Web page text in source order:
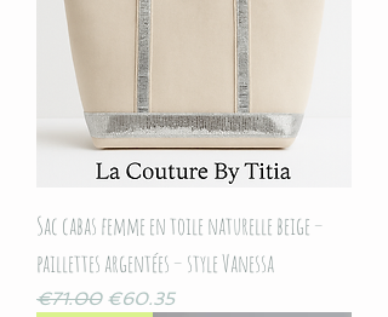
Sac cabas femme en toile naturelle beige –
paillettes argentées – style Vanessa
Regular Price
€71.00 Sale Price
€60.35